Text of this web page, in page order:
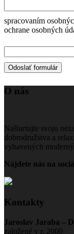
spracovaním
ochrane osobných
O nás
Naštartujte svoju
dobrodružstva a
vybavených
Nájdete nás na
Kontakty
Jaroslav Jaraba –
založené v r. 2000